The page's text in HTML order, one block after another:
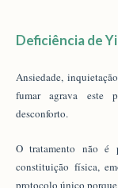
Deficiência de
Ansiedade,
fumar agrava este
desconforto.
O tratamento não
constituição física,
protocolo único porque